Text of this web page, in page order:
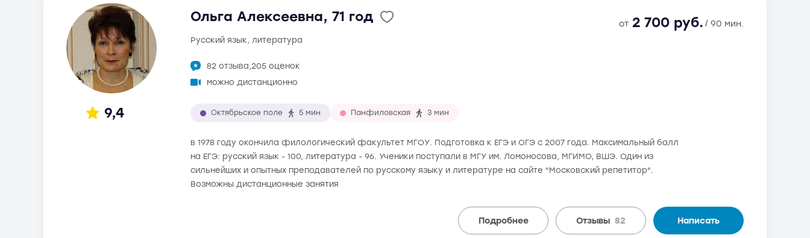
9,4
Ольга Алексеевна, 71 год от 2 700 руб. / 90 мин.
русский язык, литература
82 отзыва,205 оценок
можно дистанционно
Октябрьское поле 5 мин Панфиловская 3 мин
в 1978 году окончила филологический факультет МГОУ. Подготовка к ЕГЭ и ОГЭ с 2007 года. Максимальный балл
на ЕГЭ: русский язык - 100, литература - 96. Ученики поступали в МГУ им. Ломоносова, МГИМО, ВШЭ. Один из
сильнейших и опытных преподавателей по русскому языку и литературе на сайте "Московский репетитор".
Возможны дистанционные занятия
Подробнее Отзывы 82 Написать